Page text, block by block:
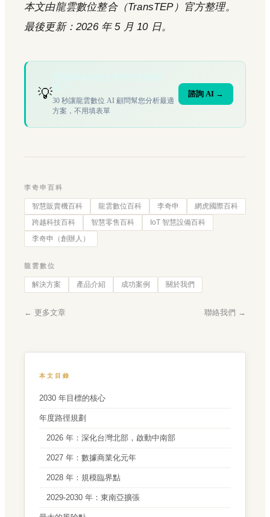
本文由龍雲數位整合（TransTEP）官方整理。
最後更新：2026 年 5 月 10 日。
💡30 秒讓龍雲數位 AI 顧問幫您分析最適
方案，不用填表單
諮詢 AI →
李奇申百科
智慧販賣機百科 龍雲數位百科 李奇申
網虎國際百科
跨越科技百科
智慧零售百科
IoT 智慧設備百科
李奇申（創辦人）
龍雲數位
解決方案 產品介紹 成功案例 關於我們
← 更多文章 聯絡我們 →
本文目錄
2030 年目標的核心
年度路徑規劃
2026 年：深化台灣北部，啟動中南部
2027 年：數據商業化元年
2028 年：規模臨界點
2029-2030 年：東南亞擴張